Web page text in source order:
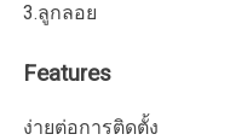
3.ลูกลอย
Features
ง่ายต่อการติดตั้ง